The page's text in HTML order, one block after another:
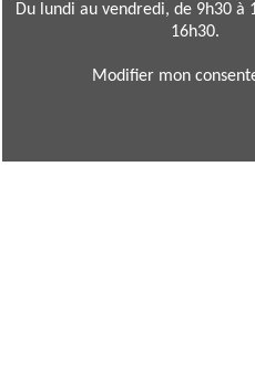
Du lundi au vendredi, de 9h30 à
16h30.
Modifier mon